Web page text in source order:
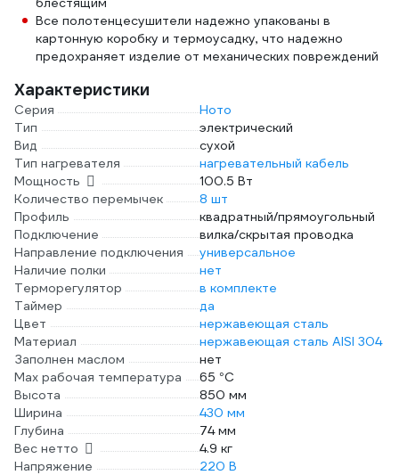
Все полотенцесушители надежно упакованы в
картонную коробку и термоусадку, что надежно
предохраняет изделие от механических повреждений
Характеристики
Серия
Ното
Тип
электрический
Вид
сухой
Тип нагревателя
нагревательный кабель
Мощность
100.5 Вт
Количество перемычек
8 шт
Профиль
квадратный/прямоугольный
Подключение
вилка/скрытая проводка
Направление подключения
универсальное
Наличие полки
нет
Терморегулятор
в комплекте
Таймер
да
Цвет
нержавеющая сталь
Материал
нержавеющая сталь AISI 304
Заполнен маслом
нет
Max рабочая температура
65 °С
Высота
850 мм
Ширина
430 мм
Глубина
74 мм
Вес нетто
4.9 кг
Напряжение
220 В